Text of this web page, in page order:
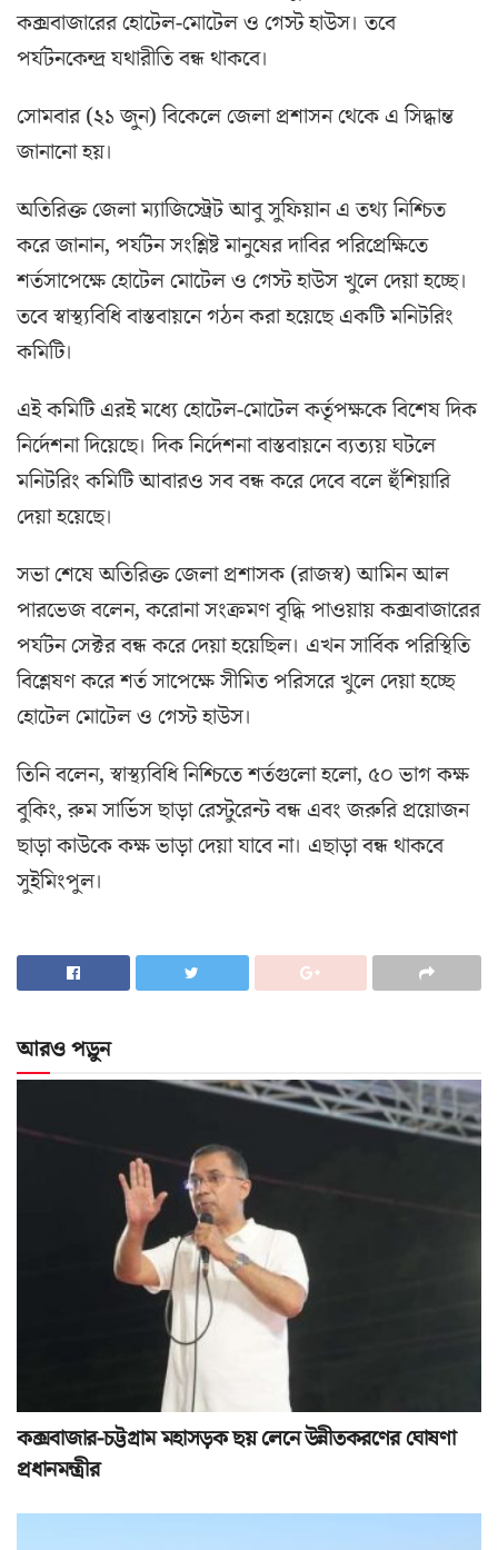
কক্সবাজারের হোটেল-মোটেল ও গেস্ট হাউস। তবে
পর্যটনকেন্দ্র যথারীতি বন্ধ থাকবে।
সোমবার (২১ জুন) বিকেলে জেলা প্রশাসন থেকে এ সিদ্ধান্ত
জানানো হয়।
অতিরিক্ত জেলা ম্যাজিস্ট্রেট আবু সুফিয়ান এ তথ্য নিশ্চিত
করে জানান, পর্যটন সংশ্লিষ্ট মানুষের দাবির পরিপ্রেক্ষিতে
শর্তসাপেক্ষে হোটেল মোটেল ও গেস্ট হাউস খুলে দেয়া হচ্ছে।
তবে স্বাস্থ্যবিধি বাস্তবায়নে গঠন করা হয়েছে একটি মনিটরিং
কমিটি।
এই কমিটি এরই মধ্যে হোটেল-মোটেল কর্তৃপক্ষকে বিশেষ দিক
নির্দেশনা দিয়েছে। দিক নির্দেশনা বাস্তবায়নে ব্যত্যয় ঘটলে
মনিটরিং কমিটি আবারও সব বন্ধ করে দেবে বলে হুঁশিয়ারি
দেয়া হয়েছে।
সভা শেষে অতিরিক্ত জেলা প্রশাসক (রাজস্ব) আমিন আল
পারভেজ বলেন, করোনা সংক্রমণ বৃদ্ধি পাওয়ায় কক্সবাজারের
পর্যটন সেক্টর বন্ধ করে দেয়া হয়েছিল। এখন সার্বিক পরিস্থিতি
বিশ্লেষণ করে শর্ত সাপেক্ষে সীমিত পরিসরে খুলে দেয়া হচ্ছে
হোটেল মোটেল ও গেস্ট হাউস।
তিনি বলেন, স্বাস্থ্যবিধি নিশ্চিতে শর্তগুলো হলো, ৫০ ভাগ কক্ষ
বুকিং, রুম সার্ভিস ছাড়া রেস্টুরেন্ট বন্ধ এবং জরুরি প্রয়োজন
ছাড়া কাউকে কক্ষ ভাড়া দেয়া যাবে না। এছাড়া বন্ধ থাকবে
সুইমিংপুল।
আরও পড়ুন
কক্সবাজার-চট্টগ্রাম মহাসড়ক ছয় লেনে উন্নীতকরণের ঘোষণা
প্রধানমন্ত্রীর